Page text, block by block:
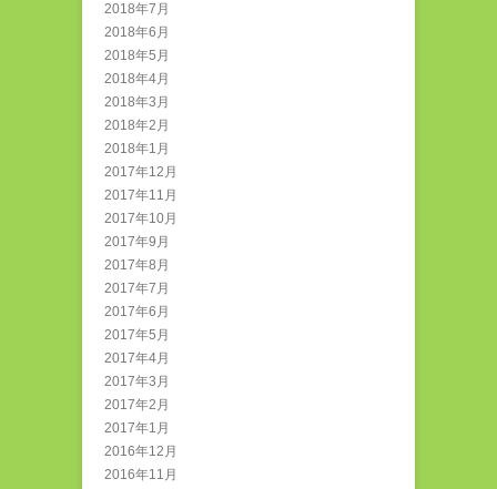
2018年7月
2018年6月
2018年5月
2018年4月
2018年3月
2018年2月
2018年1月
2017年12月
2017年11月
2017年10月
2017年9月
2017年8月
2017年7月
2017年6月
2017年5月
2017年4月
2017年3月
2017年2月
2017年1月
2016年12月
2016年11月